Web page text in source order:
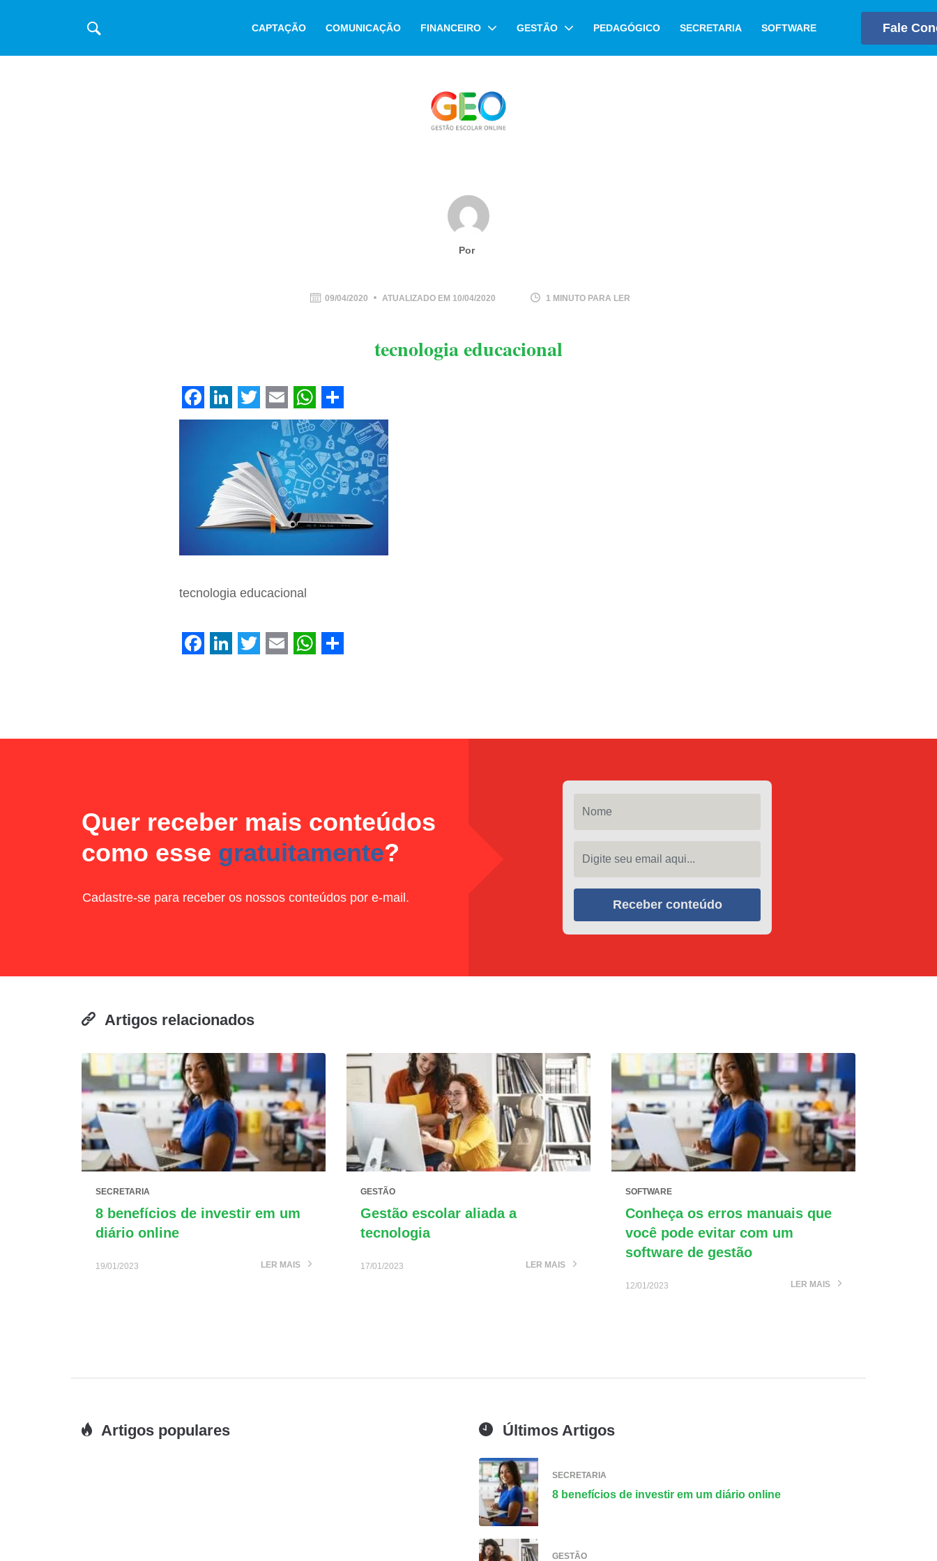
CAPTAÇÃO COMUNICAÇÃO FINANCEIRO GESTÃO PEDAGÓGICO SECRETARIA SOFTWARE Fale
Por
09/04/2020 ATUALIZADO EM 10/04/2020 1 MINUTO PARA LER
tecnologia educacional
Facebook
LinkedIn
Twitter
EmailWhatsApp
Share
tecnologia educacional
Quer receber mais conteúdos
como esse gratuitamente?
Cadastre-se para receber os nossos conteúdos por e-mail. Receber conteúdo
Artigos relacionados
SECRETARIA
8 benefícios de investir em um
diário online
19/01/2023 LER MAIS
GESTÃO
Gestão escolar aliada a
tecnologia
17/01/2023 LER MAIS
SOFTWARE
Conheça os erros manuais que
você pode evitar com um
software de gestão
12/01/2023 LER MAIS
Artigos populares Últimos Artigos
SECRETARIA
8 benefícios de investir em um diário online
GESTÃO